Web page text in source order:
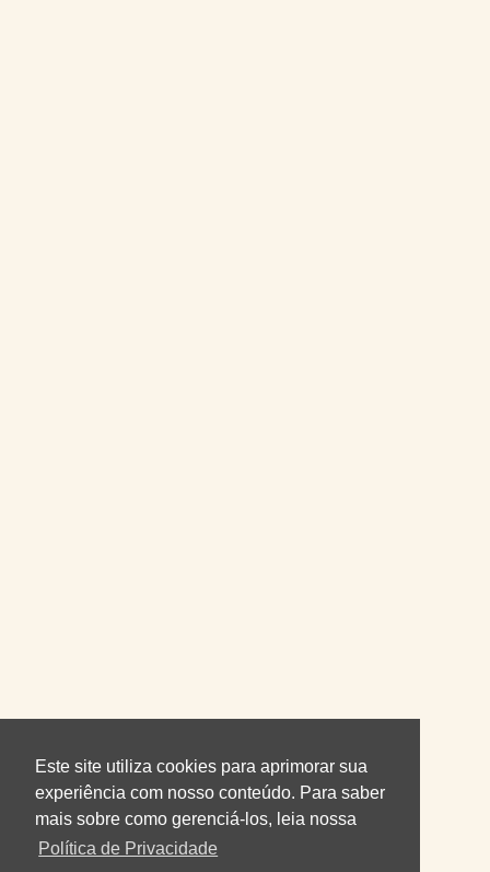
Este site utiliza cookies para aprimorar sua
experiência com nosso conteúdo. Para saber
mais sobre como gerenciá-los, leia nossa
Política de Privacidade